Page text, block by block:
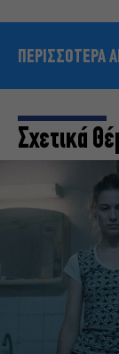
ΠΕΡΙΣΣΟΤΕΡΑ
Σχετικά